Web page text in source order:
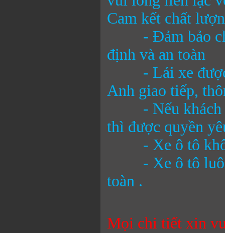
Cam kết chất
- Đảm bảo
định và an toàn
- Lái xe được
Anh giao tiếp,
- Nếu khách
thì được quyền
- Xe ô tô
- Xe ô tô luôn
toàn .
Mọi chi tiết xin